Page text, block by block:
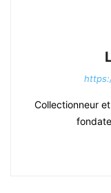
Collectionneur